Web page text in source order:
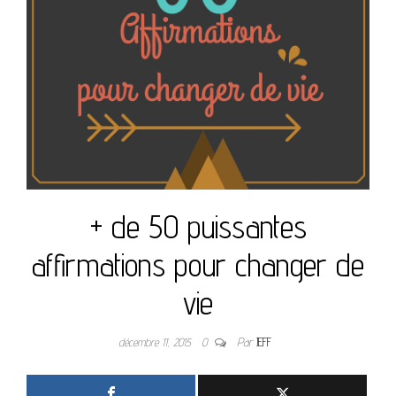
+ de 50 puissantes
affirmations pour changer de
vie
décembre 11, 2015 0 ParJEFF